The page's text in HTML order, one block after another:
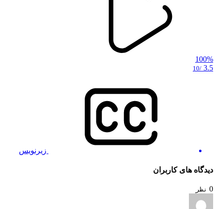
100%
3.5
/10
زیرنویس
دیدگاه های کاربران
0 نظر